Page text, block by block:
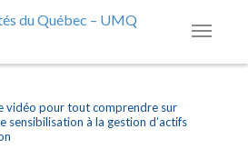
vidéo pour tout comprendre sur
sensibilisation à la gestion d’actifs